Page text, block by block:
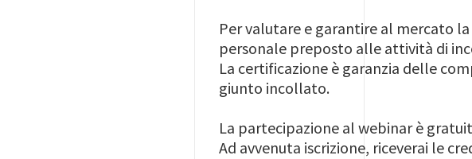
Per valutare e garantire al mercato
personale preposto alle attività di
La certificazione è garanzia delle
giunto incollato.
La partecipazione al webinar è
Ad avvenuta iscrizione, riceverai le